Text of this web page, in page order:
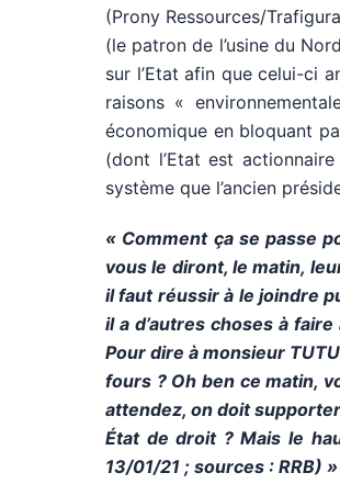
(Prony Ressources/
(le patron de l’usine du
sur l’Etat afin que celui-ci
raisons «
économique en bloquant
(dont l’Etat est
système que l’ancien
« Comment ça se passe
vous le diront, le matin,
il faut réussir à le joindre
il a d’autres choses à
Pour dire à monsieur
fours ? Oh ben ce matin,
attendez, on doit
État de droit ? Mais le
13/01/21 ; sources : RRB) »